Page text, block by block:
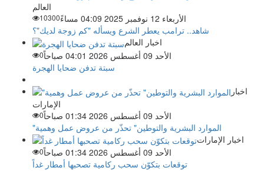
العالم
الأربعاء 12 نوفمبر 2025 04:09 مساءً
10300
شاهد.. ترامب يعطر الشرع ويسأله "كم زوجة لديك"؟
اخبار العالم
الأحد 09 أغسطس 2026 04:01 صباحاً
0
سبتة تدفن ضحايا الهجرة
اخبار
الإمارات
الأحد 09 أغسطس 2026 01:34 صباحاً
0
"الموارد البشرية والتوطين" تحذّر من عروض عمل وهمية
اخبار الإمارات
الأحد 09 أغسطس 2026 01:34 صباحاً
0
توقعات بتكوّن سحب ركامية تصحبها أمطار غداً